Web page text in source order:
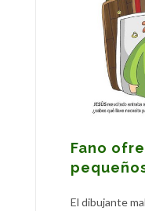
Fano
El dibujante